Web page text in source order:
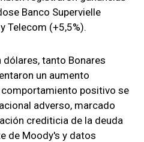
Banco Supervielle
Telecom (+5,5%).
dólares, tanto Bonares
un aumento
comportamiento positivo se
adverso, marcado
crediticia de la deuda
de Moody's y datos